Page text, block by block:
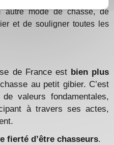
autre mode de chasse, de
et de souligner toutes les
de France est bien plus
au petit gibier. C’est
valeurs fondamentales,
à travers ses actes,
fierté d’être chasseurs.